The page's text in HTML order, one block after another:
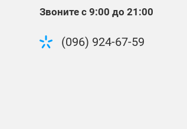
Звоните с 9:00 до 21:00
(096) 924-67-59